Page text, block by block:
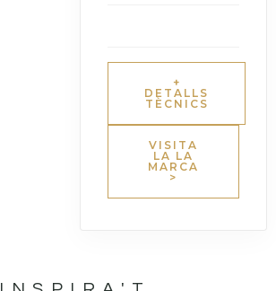
+
DETALLS
TÈCNICS
VISITA
LA LA
MARCA
>